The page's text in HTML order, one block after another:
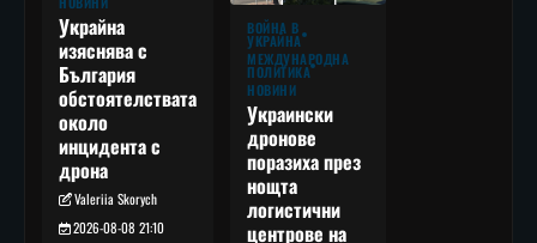
Украйна
изяснява с
България
обстоятелствата
около
инцидента с
дрона
Valeriia Skorych
2026-08-08 21:10
ВОЙНА В
УКРАЙНА
МЕЖДУНАРОДНА
ПОЛИТИКА
НОВИНИ
Украински
дронове
поразиха през
нощта
логистични
центрове на